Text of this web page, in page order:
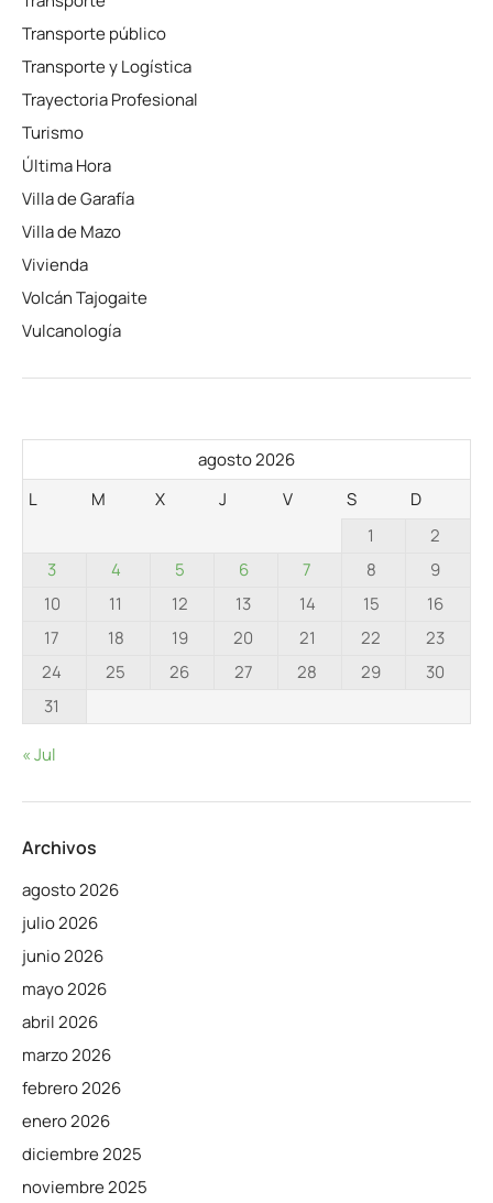
Transporte público
Transporte y Logística
Trayectoria Profesional
Turismo
Última Hora
Villa de Garafía
Villa de Mazo
Vivienda
Volcán Tajogaite
Vulcanología
agosto 2026
L
M X J V S
D
1
2
3
4 5 6 7 8
9
10
11 12 13 14 15
16
17
18 19 20 21 22
23
24
25 26 27 28 29
30
31
« Jul
Archivos
agosto 2026
julio 2026
junio 2026
mayo 2026
abril 2026
marzo 2026
febrero 2026
enero 2026
diciembre 2025
noviembre 2025